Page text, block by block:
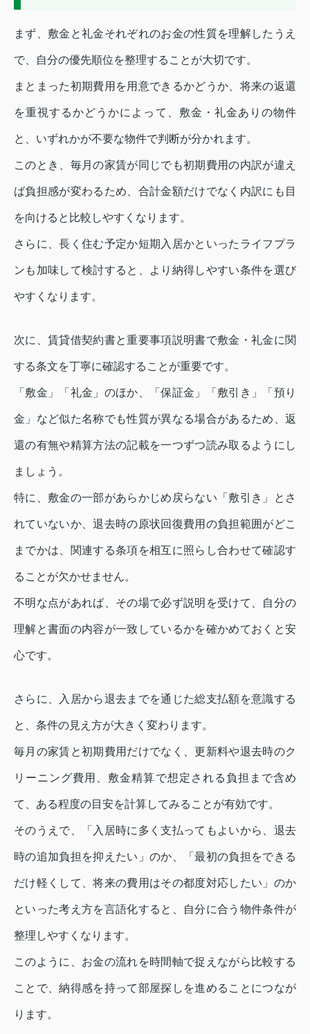
まず、敷金と礼金それぞれのお金の性質を理解したうえ
で、自分の優先順位を整理することが大切です。
まとまった初期費用を用意できるかどうか、将来の返還
を重視するかどうかによって、敷金・礼金ありの物件
と、いずれかが不要な物件で判断が分かれます。
このとき、毎月の家賃が同じでも初期費用の内訳が違え
ば負担感が変わるため、合計金額だけでなく内訳にも目
を向けると比較しやすくなります。
さらに、長く住む予定か短期入居かといったライフプラ
ンも加味して検討すると、より納得しやすい条件を選び
やすくなります。
次に、賃貸借契約書と重要事項説明書で敷金・礼金に関
する条文を丁寧に確認することが重要です。
「敷金」「礼金」のほか、「保証金」「敷引き」「預り
金」など似た名称でも性質が異なる場合があるため、返
還の有無や精算方法の記載を一つずつ読み取るようにし
ましょう。
特に、敷金の一部があらかじめ戻らない「敷引き」とさ
れていないか、退去時の原状回復費用の負担範囲がどこ
までかは、関連する条項を相互に照らし合わせて確認す
ることが欠かせません。
不明な点があれば、その場で必ず説明を受けて、自分の
理解と書面の内容が一致しているかを確かめておくと安
心です。
さらに、入居から退去までを通じた総支払額を意識する
と、条件の見え方が大きく変わります。
毎月の家賃と初期費用だけでなく、更新料や退去時のク
リーニング費用、敷金精算で想定される負担まで含め
て、ある程度の目安を計算してみることが有効です。
そのうえで、「入居時に多く支払ってもよいから、退去
時の追加負担を抑えたい」のか、「最初の負担をできる
だけ軽くして、将来の費用はその都度対応したい」のか
といった考え方を言語化すると、自分に合う物件条件が
整理しやすくなります。
このように、お金の流れを時間軸で捉えながら比較する
ことで、納得感を持って部屋探しを進めることにつなが
ります。